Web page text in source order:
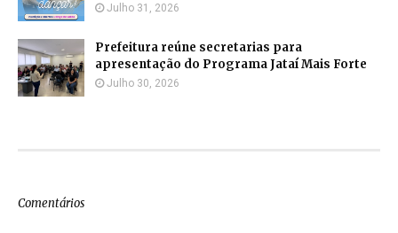
Julho 31, 2026
Prefeitura reúne secretarias para
apresentação do Programa Jataí Mais Forte
Julho 30, 2026
Comentários